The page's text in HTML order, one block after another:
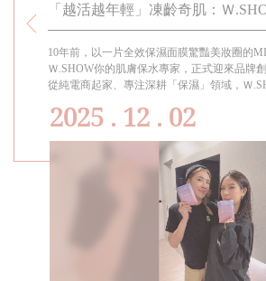
「越活越年輕」凍齡奇肌：Ｗ
女兒的傳家寶
10年前，以一片全效保濕面膜驚豔美妝圈的
Ｗ.SHOW你的肌膚保水專家，正式迎來品牌創
從純電商起家、專注深耕「保濕」領域，Ｗ
言人小禎見證品牌十年蛻變的美麗歷程，她自
活越年輕」的生活寫照。
2025 . 12 . 02